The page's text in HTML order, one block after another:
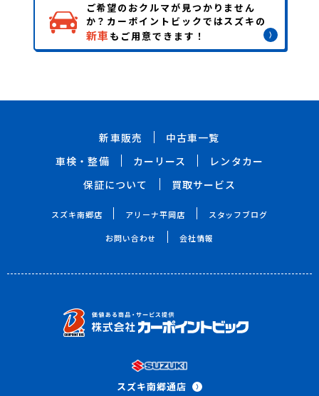
ご希望のおクルマが見つかりません
か？ カーポイントビックではスズキの
新車 もご用意できます！
新車販売
中古車一覧
車検・整備
カーリース
レンタカー
保証について
買取サービス
スズキ南郷店 アリーナ平岡店 スタッフブログ
お問い合わせ 会社情報
スズキ南郷通店